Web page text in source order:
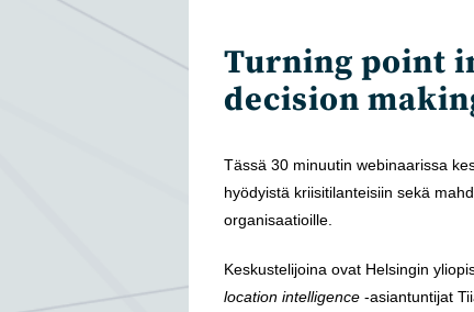
Turning point
decision
Tässä 30 minuutin webinaarissa
hyödyistä kriisitilanteisiin sekä
organisaatioille.
Keskustelijoina ovat Helsingin
location intelligence -asiantuntijat